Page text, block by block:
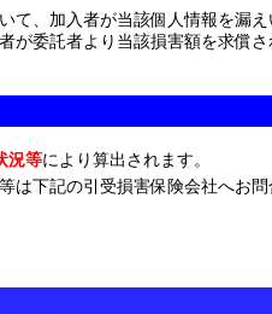
、加入者が当該個人情報を漏
委託者より当該損害額を求償さ
況等により算出されます。
は下記の引受損害保険会社へお